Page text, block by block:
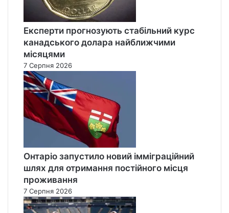
Експерти прогнозують стабільний курс
канадського долара найближчими
місяцями
7 Серпня 2026
Онтаріо запустило новий імміграційний
шлях для отримання постійного місця
проживання
7 Серпня 2026